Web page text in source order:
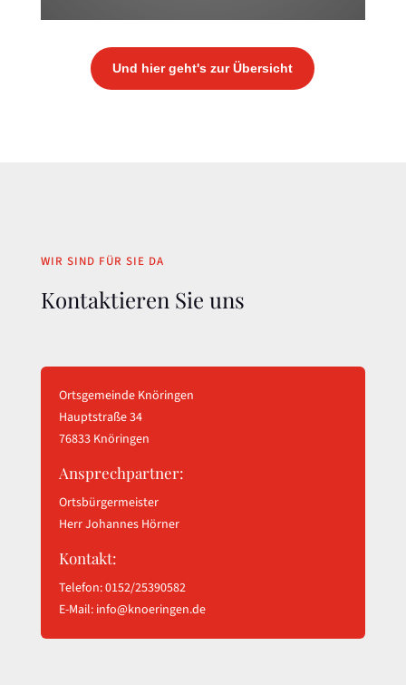
Und hier geht's zur Übersicht
WIR SIND FÜR SIE DA
Kontaktieren Sie uns
Ortsgemeinde Knöringen
Hauptstraße 34
76833 Knöringen
Ansprechpartner:
Ortsbürgermeister
Herr Johannes Hörner
Kontakt:
Telefon: 0152/25390582
E-Mail: info@knoeringen.de